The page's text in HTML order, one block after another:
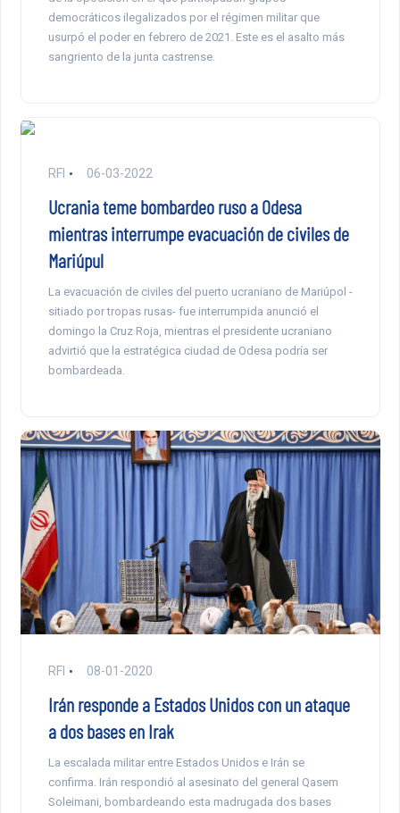
democráticos ilegalizados por el régimen militar que
usurpó el poder en febrero de 2021. Este es el asalto más
sangriento de la junta castrense.
RFI 06-03-2022
Ucrania teme bombardeo ruso a Odesa
mientras interrumpe evacuación de civiles de
Mariúpul
La evacuación de civiles del puerto ucraniano de Mariúpol -
sitiado por tropas rusas- fue interrumpida anunció el
domingo la Cruz Roja, mientras el presidente ucraniano
advirtió que la estratégica ciudad de Odesa podría ser
bombardeada.
RFI 08-01-2020
Irán responde a Estados Unidos con un ataque
a dos bases en Irak
La escalada militar entre Estados Unidos e Irán se
confirma. Irán respondió al asesinato del general Qasem
Soleimani, bombardeando esta madrugada dos bases